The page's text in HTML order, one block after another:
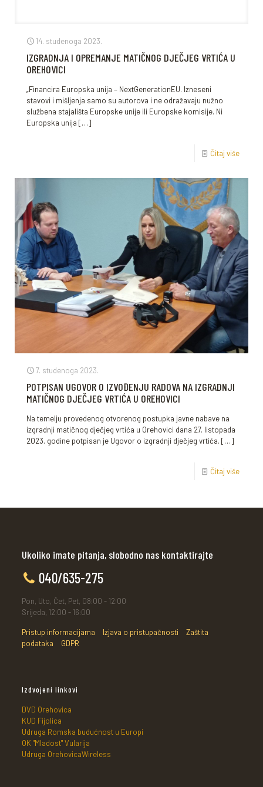
14. studenoga 2023.
IZGRADNJA I OPREMANJE MATIČNOG DJEČJEG VRTIĆA U
OREHOVICI
„Financira Europska unija – NextGenerationEU. Izneseni
stavovi i mišljenja samo su autorova i ne odražavaju nužno
službena stajališta Europske unije ili Europske komisije. Ni
Europska unija […]
Čitaj više
7. studenoga 2023.
POTPISAN UGOVOR O IZVOĐENJU RADOVA NA IZGRADNJI
MATIČNOG DJEČJEG VRTIĆA U OREHOVICI
Na temelju provedenog otvorenog postupka javne nabave na
izgradnji matičnog dječjeg vrtića u Orehovici dana 27. listopada
2023. godine potpisan je Ugovor o izgradnji dječjeg vrtića. […]
Čitaj više
Ukoliko imate pitanja, slobodno nas kontaktirajte
040/635-275
Pon, Uto, Čet, Pet, 08:00 - 12:00
Srijeda, 12:00 - 16:00
Pristup informacijama Izjava o pristupačnosti
Zaštita
podataka
GDPR
Izdvojeni linkovi
DVD Orehovica
KUD Fijolica
Udruga Romska budućnost u Europi
OK "Mladost" Vularija
Udruga OrehovicaWireless